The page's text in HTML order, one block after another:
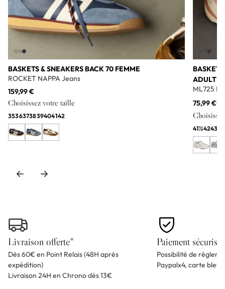
BASKETS & SNEAKERS BACK 70 FEMME
ROCKET NAPPA Jeans
159,99 €
Choisissez votre taille
3536373839404142
ADULTE
ML725
75,99 €
41½4243
Livraison offerte*
Dès 60€ en Point Relais (48H après
expédition)
Livraison 24H en Chrono dès 13€
Paiement sécurisé
Possibilité de
Paypalx4, carte